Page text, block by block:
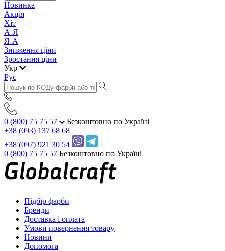
Новинка
Акція
Хіт
А-Я
Я-А
Зниження ціни
Зростання ціни
Укр
Рус
0 (800) 75 75 57
Безкоштовно по Україні
+38 (093) 137 68 68
+38 (097) 921 30 54
0 (800) 75 75 57 Безкоштовно по Україні
Підбір фарби
Бренди
Доставка і оплата
Умови повернення товару
Новини
Допомога